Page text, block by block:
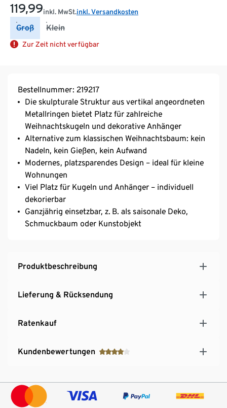
119,99inkl. MwSt.inkl. Versandkosten
Groß Klein
Zur Zeit nicht verfügbar
Bestellnummer: 219217
Die skulpturale Struktur aus vertikal angeordneten
Metallringen bietet Platz für zahlreiche
Weihnachtskugeln und dekorative Anhänger
Alternative zum klassischen Weihnachtsbaum: kein
Nadeln, kein Gießen, kein Aufwand
Modernes, platzsparendes Design – ideal für kleine
Wohnungen
Viel Platz für Kugeln und Anhänger – individuell
dekorierbar
Ganzjährig einsetzbar, z. B. als saisonale Deko,
Schmuckbaum oder Kunstobjekt
Produktbeschreibung
Lieferung & Rücksendung
Ratenkauf
Kundenbewertungen